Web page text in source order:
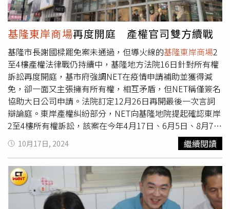
基隆市政府可以將商場列為審查項目。法官認為，基隆市政
府在前述審核後，不准許大日公司提出優先定約的申請，是
市府裁量的權限範圍，因此駁回該公司有優先定約權的主
張。不過大日公司仍可針對判決結果上訴。對於法院判決結
果，基隆市政府表示，尊重法院判決，也會依法持續爭取市
民最大權益，避免市有財產遭受侵害。
基隆東岸商場再度開庭 產權官司雙方續戰
基隆市長謝國樑罷免案未通過，但導火線的基隆東岸商場2
至4樓產權法律戰仍持續中，基隆地方法院16日針對所有權
訴訟再度開庭，基市府強調NET在疫情申請補助並獲得減
免，卻一面又主張擁有所有權，相互矛盾，但NET稱僅簽名
協助大日公司申請。法院訂定12月26日再開最後一次言詞
辯論庭。東岸產權糾紛部分，NET向基隆地院提起確認東岸
2至4樓所有權訴訟，該案在今年4月17日、6月5日、8月7日
分別召開3次庭審理，雙方各自提出相關事證攻防，昨日為
第4次開庭。NET律師表示，租金減免是大日提出申請且實
質收受，與NET無關。但市府律師反駁，指NET和負責人都
有在申請文件蓋章簽名，NET說法不實，大日律師也同意市
府看法。市府並提起反訴，要求NET返還東岸商場2至4樓。
市府主張，大日就算評估營運良好，也只是「得」向市府申
10月17日, 2024 繼續閱讀